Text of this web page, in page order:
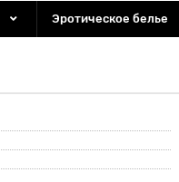
Эротическое белье